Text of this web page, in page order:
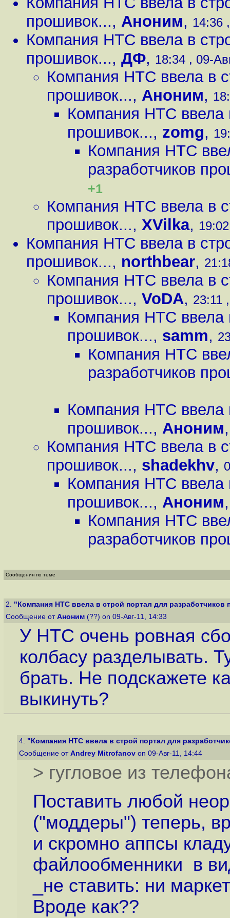
прошивок..., Аноним, 14:36
Компания HTC ввела в
прошивок..., ДФ, 18:34 , 09-
Компания HTC ввела в
прошивок..., Аноним,
Компания HTC ввела
прошивок..., zomg,
Компания HTC
разработчиков
+1
Компания HTC ввела в
прошивок..., XVilka,
Компания HTC ввела в
прошивок..., northbear,
Компания HTC ввела в
прошивок..., VoDA, 23:11
Компания HTC ввела
прошивок..., samm,
Компания HTC
разработчиков
Компания HTC ввела
прошивок..., Аноним
Компания HTC ввела в
прошивок..., shadekhv,
Компания HTC ввела
прошивок..., Аноним
Компания HTC
разработчиков
Сообщения по теме
2. "Компания HTC ввела в строй портал для разработчиков
Сообщение от Аноним (??) on 09-Авг-11, 14:33
У HTC очень ровная
колбасу разделывать.
брать. Не подскажете
выкинуть?
4. "Компания HTC ввела в строй портал для
Сообщение от Andrey Mitrofanov on 09-Авг-11, 14:44
> гугловое из
Поставить любой
("моддеры") теперь,
и скромно аппсы
файлообменники в
_не ставить: ни
Вроде как??